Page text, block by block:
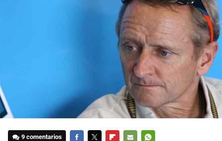
9 comentarios